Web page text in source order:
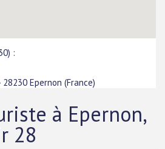
:
28230 Epernon (France)
à Epernon,
28